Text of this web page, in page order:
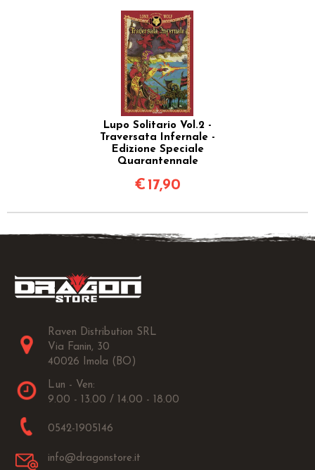
Lupo Solitario Vol.2 -
Traversata Infernale -
Edizione Speciale
Quarantennale
€ 17,90
Raven Distribution SRL
Via Fanin, 30
40026 Imola (BO)
Lun - Ven:
9.00 - 13.00 / 14.00 - 18.00
0542-1905146
info@dragonstore.it